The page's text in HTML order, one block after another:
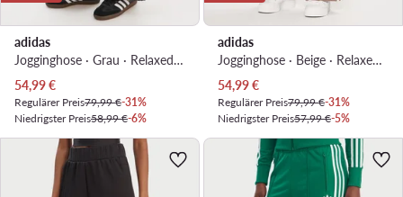
adidas
Jogginghose · Grau · Relaxed Fit
Aktueller Preis
54,99€
Regulärer Preis79,99 €-31%
Niedrigster Preis58,99 €-6%
adidas
Jogginghose · Beige · Relaxed Fit
Aktueller Preis
54,99€
Regulärer Preis79,99 €-31%
Niedrigster Preis57,99 €-5%